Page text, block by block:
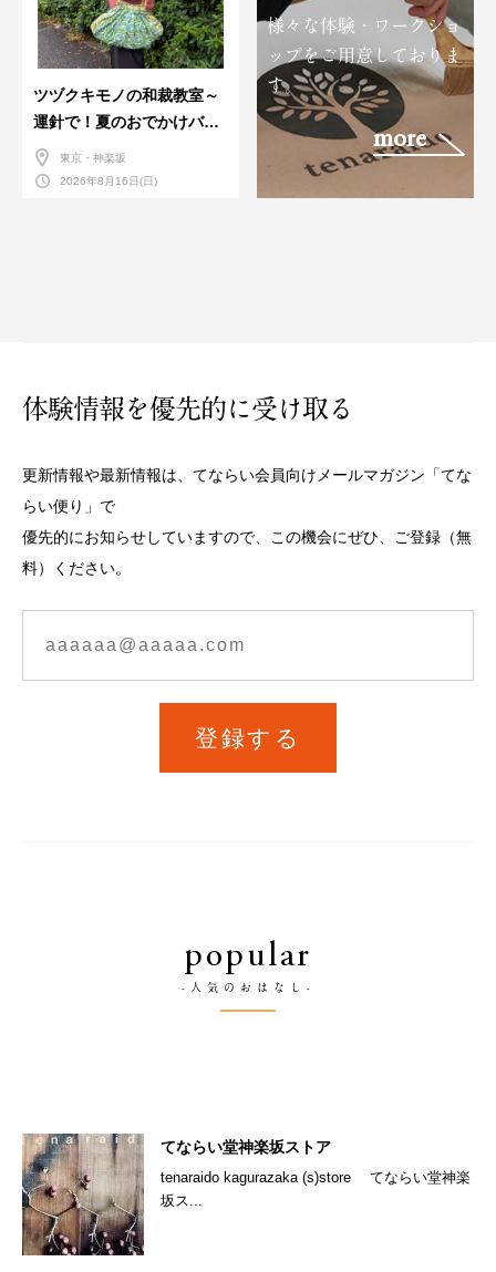
ツヅクキモノの和裁教室～
運針で！夏のおでかけバン
ダナバッグづくり～
東京・神楽坂
2026年8月16日(日)
様々な体験・ワークショ
ップをご用意しておりま
す。
more
体験情報を優先的に受け取る
更新情報や最新情報は、てならい会員向けメールマガジン「てな
らい便り」で
優先的にお知らせしていますので、この機会にぜひ、ご登録（無
料）ください。
登録する
popular
-人気のおはなし-
てならい堂神楽坂ストア
tenaraido kagurazaka (s)store てならい堂神楽
坂ス...